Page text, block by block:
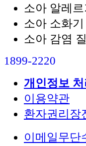
소아 알레
소아 소화
소아 감염
1899-2220
개인정보 처
이용약관
환자권리장
이메일무단